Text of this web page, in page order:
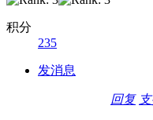
积分
235
发消息
回复